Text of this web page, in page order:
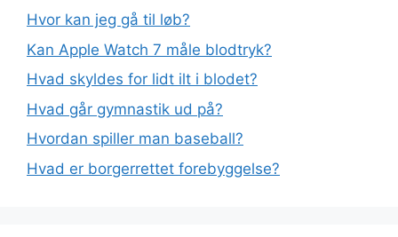
Hvor kan jeg gå til løb?
Kan Apple Watch 7 måle blodtryk?
Hvad skyldes for lidt ilt i blodet?
Hvad går gymnastik ud på?
Hvordan spiller man baseball?
Hvad er borgerrettet forebyggelse?